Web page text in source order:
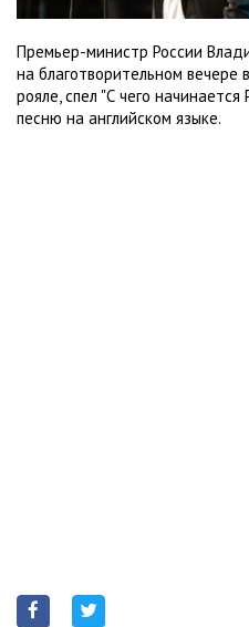
Премьер-министр России
на благотворительном вечере
рояле, спел "С чего
песню на английском языке.